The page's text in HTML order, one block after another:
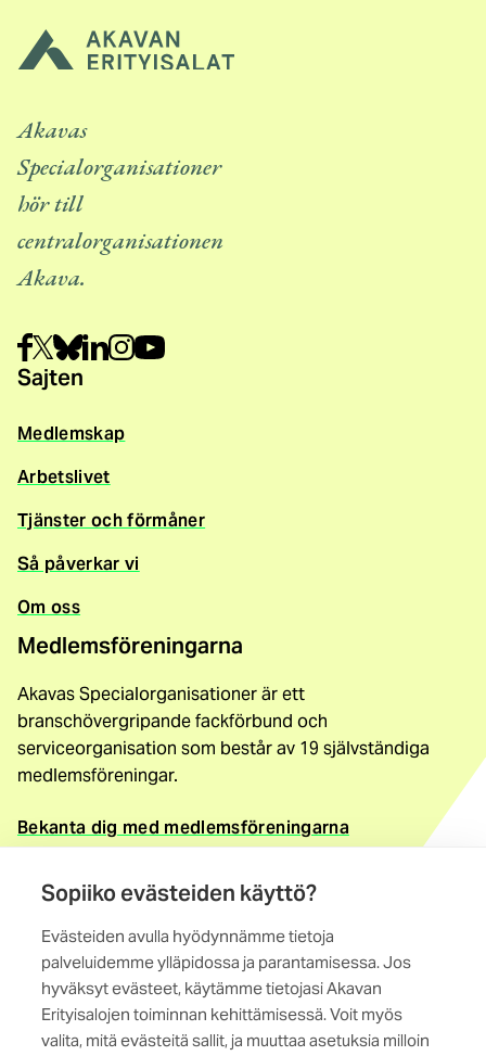
Sopiiko evästeiden käyttö?
Evästeiden avulla hyödynnämme tietoja
palveluidemme ylläpidossa ja parantamisessa. Jos
hyväksyt evästeet, käytämme tietojasi Akavan
Erityisalojen toiminnan kehittämisessä. Voit myös
valita, mitä evästeitä sallit, ja muuttaa asetuksia milloin
Akavas
Specialorganisationer
hör till
centralorganisationen
Akava.
Sajten
Medlemskap
Arbetslivet
Tjänster och förmåner
Så påverkar vi
Om oss
Medlemsföreningarna
Akavas Specialorganisationer är ett
branschövergripande fackförbund och
serviceorganisation som består av 19 självständiga
medlemsföreningar.
Bekanta dig med medlemsföreningarna
Magistratsporten 4 A, 6. vån
00240 Helsingfors
Kontakta oss